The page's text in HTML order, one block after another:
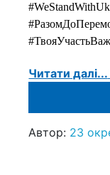
Читати далі...
Автор: 23